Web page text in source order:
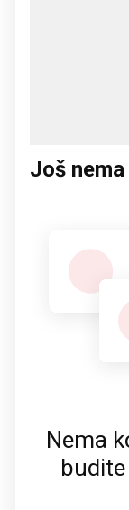
Još
Nema